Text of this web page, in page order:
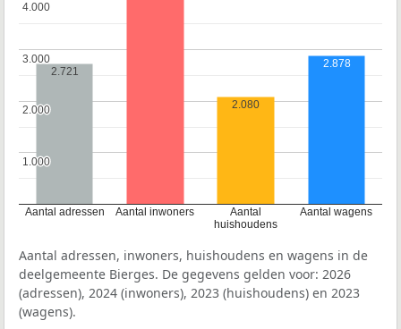
Aantal adressen Aantal inwoners
Aantal
huishoudens
Aantal wagens
1.000
1.000
2.000
2.000
3.000
3.000
4.000
4.000
2.721
2.080
2.878
Aantal adressen, inwoners, huishoudens en wagens in de
deelgemeente Bierges. De gegevens gelden voor: 2026
(adressen), 2024 (inwoners), 2023 (huishoudens) en 2023
(wagens).